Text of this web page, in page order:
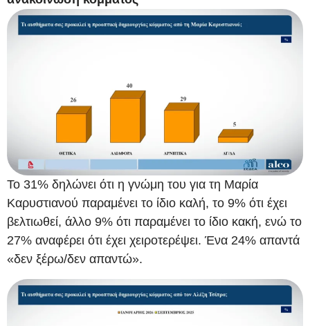
Το 31% δηλώνει ότι η γνώμη του για τη Μαρία
Καρυστιανού παραμένει το ίδιο καλή, το 9% ότι έχει
βελτιωθεί, άλλο 9% ότι παραμένει το ίδιο κακή, ενώ το
27% αναφέρει ότι έχει χειροτερέψει. Ένα 24% απαντά
«δεν ξέρω/δεν απαντώ».